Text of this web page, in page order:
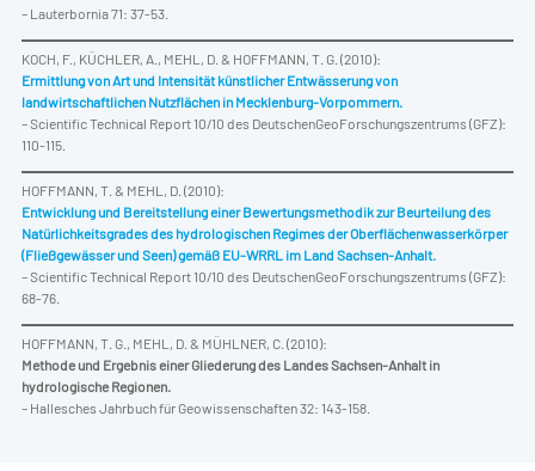
– Lauterbornia 71: 37-53.
KOCH, F., KÜCHLER, A., MEHL, D. & HOFFMANN, T. G. (2010):
Ermittlung von Art und Intensität künstlicher Entwässerung von
landwirtschaftlichen Nutzflächen in Mecklenburg-Vorpommern.
– Scientific Technical Report 10/10 des DeutschenGeoForschungszentrums (GFZ):
110-115.
HOFFMANN, T. & MEHL, D. (2010):
Entwicklung und Bereitstellung einer Bewertungsmethodik zur Beurteilung des
Natürlichkeitsgrades des hydrologischen Regimes der Oberflächenwasserkörper
(Fließgewässer und Seen) gemäß EU-WRRL im Land Sachsen-Anhalt.
– Scientific Technical Report 10/10 des DeutschenGeoForschungszentrums (GFZ):
68-76.
HOFFMANN, T. G., MEHL, D. & MÜHLNER, C. (2010):
Methode und Ergebnis einer Gliederung des Landes Sachsen-Anhalt in
hydrologische Regionen.
– Hallesches Jahrbuch für Geowissenschaften 32: 143-158.